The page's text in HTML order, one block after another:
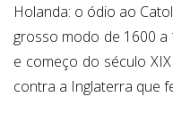
Holanda: o ódio ao
grosso modo de 1600 a
e começo do século
contra a Inglaterra que